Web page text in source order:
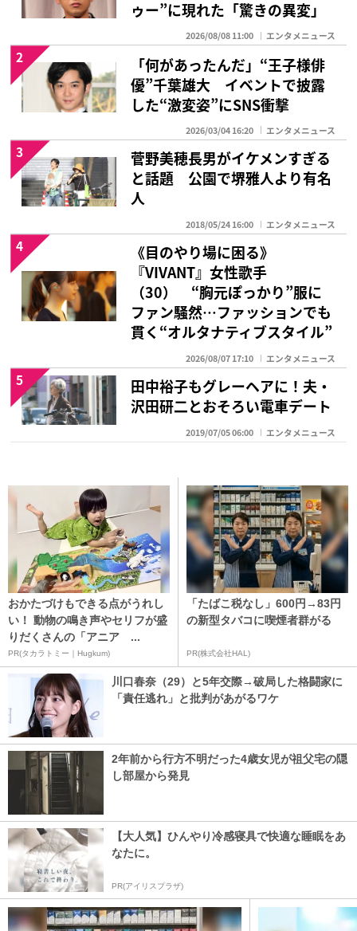
ゥー”に現れた「驚きの異変」
2026/08/08 11:00 エンタメニュース
「何があったんだ」“王子様俳
優”千葉雄大 イベントで披露
した“激変姿”にSNS衝撃
2026/03/04 16:20 エンタメニュース
2
菅野美穂長男がイケメンすぎる
と話題 公園で堺雅人より有名
人
2018/05/24 16:00 エンタメニュース
3
《目のやり場に困る》
『VIVANT』女性歌手
（30） “胸元ぽっかり”服に
ファン騒然…ファッションでも
貫く“オルタナティブスタイル”
2026/08/07 17:10 エンタメニュース
4
田中裕子もグレーヘアに！夫・
沢田研二とおそろい電車デート
2019/07/05 06:00 エンタメニュース
5
おかたづけもできる点がうれし
い！ 動物の鳴き声やセリフが盛
りだくさんの「アニア ...
PR(タカラトミー｜Hugkum)
「たばこ税なし」600円→83円
の新型タバコに喫煙者群がる
PR(株式会社HAL)
川口春奈（29）と5年交際→破局した格闘家に
「責任逃れ」と批判があがるワケ
2年前から行方不明だった4歳女児が祖父宅の隠
し部屋から発見
【大人気】ひんやり冷感寝具で快適な睡眠をあ
なたに。
PR(アイリスプラザ)